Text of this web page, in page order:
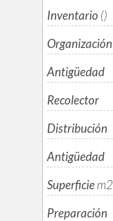
Inventario ()
Organización
Antigüedad
Recolector
Distribución
Antigüedad
Superficiem2
Preparación